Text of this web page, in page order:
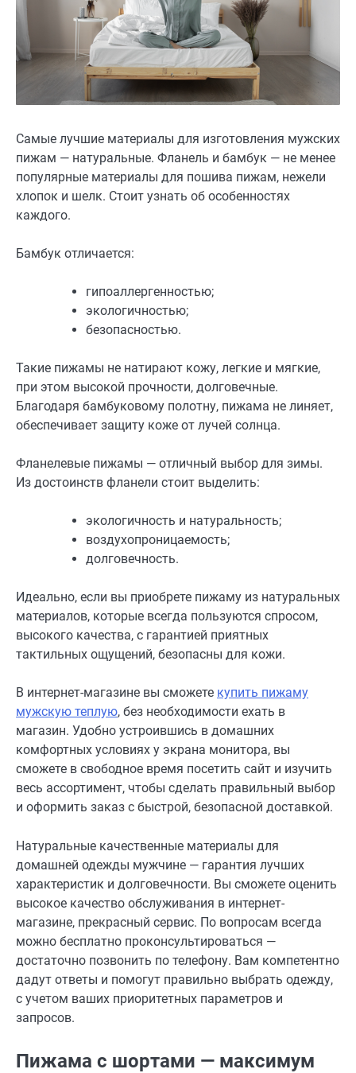
Самые лучшие материалы для изготовления мужских
пижам — натуральные. Фланель и бамбук — не менее
популярные материалы для пошива пижам, нежели
хлопок и шелк. Стоит узнать об особенностях
каждого.
Бамбук отличается:
гипоаллергенностью;
экологичностью;
безопасностью.
Такие пижамы не натирают кожу, легкие и мягкие,
при этом высокой прочности, долговечные.
Благодаря бамбуковому полотну, пижама не линяет,
обеспечивает защиту коже от лучей солнца.
Фланелевые пижамы — отличный выбор для зимы.
Из достоинств фланели стоит выделить:
экологичность и натуральность;
воздухопроницаемость;
долговечность.
Идеально, если вы приобрете пижаму из натуральных
материалов, которые всегда пользуются спросом,
высокого качества, с гарантией приятных
тактильных ощущений, безопасны для кожи.
В интернет-магазине вы сможете купить пижаму
мужскую теплую, без необходимости ехать в
магазин. Удобно устроившись в домашних
комфортных условиях у экрана монитора, вы
сможете в свободное время посетить сайт и изучить
весь ассортимент, чтобы сделать правильный выбор
и оформить заказ с быстрой, безопасной доставкой.
Натуральные качественные материалы для
домашней одежды мужчине — гарантия лучших
характеристик и долговечности. Вы сможете оценить
высокое качество обслуживания в интернет-
магазине, прекрасный сервис. По вопросам всегда
можно бесплатно проконсультироваться —
достаточно позвонить по телефону. Вам компетентно
дадут ответы и помогут правильно выбрать одежду,
с учетом ваших приоритетных параметров и
запросов.
Пижама с шортами — максимум